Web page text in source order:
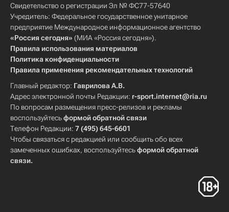
Свидетельство о регистрации Эл № ФС77-57640
Учредитель: Федеральное государственное унитарное
предприятие Международное информационное агентство
«Россия сегодня» (МИА «Россия сегодня»).
Правила использования материалов
Политика конфиденциальности
Правила применения рекомендательных технологий
Главный редактор: Гаврилова А.В.
Адрес электронной почты Редакции: r-sport.internet@ria.ru
По вопросам размещения пресс-релизов и рекламы
воспользуйтесьформой обратной связи
Телефон Редакции: 7 (495) 645-6601
Чтобы связаться с редакцией или сообщить обо всех
замеченных ошибках, воспользуйтесьформой обратной
связи.